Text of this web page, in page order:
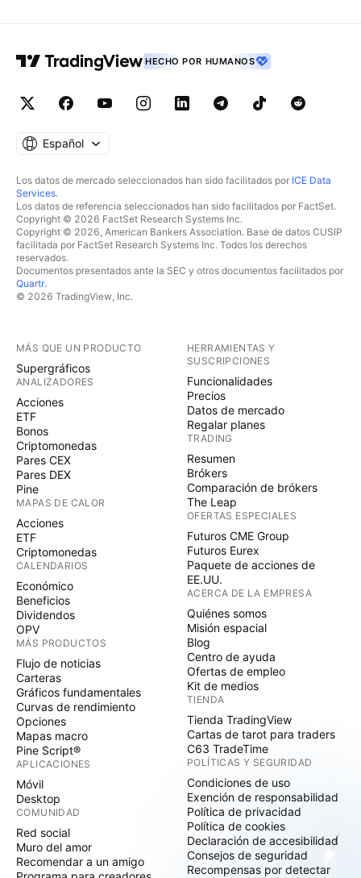
HECHO POR HUMANOS
Español
Los datos de mercado seleccionados han sido facilitados por ICE Data
Services.
Los datos de referencia seleccionados han sido facilitados por FactSet.
Copyright © 2026 FactSet Research Systems Inc.
Copyright © 2026, American Bankers Association. Base de datos CUSIP
facilitada por FactSet Research Systems Inc. Todos los derechos
reservados.
Documentos presentados ante la SEC y otros documentos facilitados por
Quartr.
© 2026 TradingView, Inc.
MÁS QUE UN PRODUCTO
Supergráficos
ANALIZADORES
Acciones
ETF
Bonos
Criptomonedas
Pares CEX
Pares DEX
Pine
MAPAS DE CALOR
Acciones
ETF
Criptomonedas
CALENDARIOS
Económico
Beneficios
Dividendos
OPV
MÁS PRODUCTOS
Flujo de noticias
Carteras
Gráficos fundamentales
Curvas de rendimiento
Opciones
Mapas macro
Pine Script®
APLICACIONES
Móvil
Desktop
COMUNIDAD
Red social
Muro del amor
Recomendar a un amigo
HERRAMIENTAS Y
SUSCRIPCIONES
Funcionalidades
Precios
Datos de mercado
Regalar planes
TRADING
Resumen
Brókers
Comparación de brókers
The Leap
OFERTAS ESPECIALES
Futuros CME Group
Futuros Eurex
Paquete de acciones de
EE.UU.
ACERCA DE LA EMPRESA
Quiénes somos
Misión espacial
Blog
Centro de ayuda
Ofertas de empleo
Kit de medios
TIENDA
Tienda TradingView
Cartas de tarot para traders
C63 TradeTime
POLÍTICAS Y SEGURIDAD
Condiciones de uso
Exención de responsabilidad
Política de privacidad
Política de cookies
Declaración de accesibilidad
Consejos de seguridad
Recompensas por detectar